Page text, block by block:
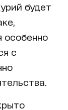
будет
особенно
с